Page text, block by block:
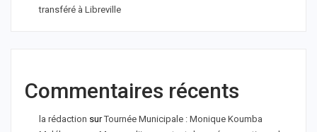
transféré à Libreville
Commentaires récents
la rédaction surTournée Municipale : Monique Koumba